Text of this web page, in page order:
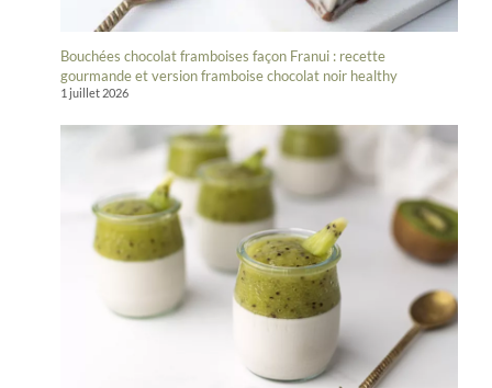
Bouchées chocolat framboises façon Franui : recette
gourmande et version framboise chocolat noir healthy
1 juillet 2026